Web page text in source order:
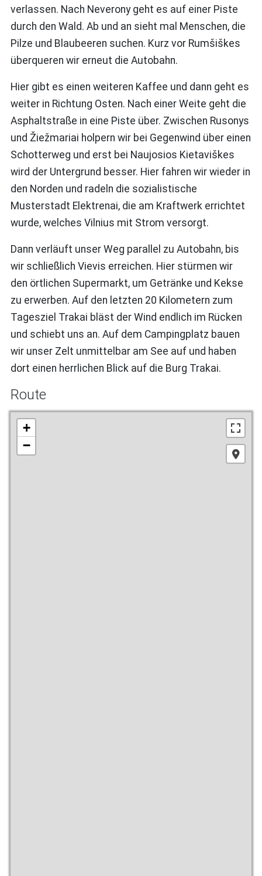
verlassen. Nach Neverony geht es auf einer Piste
durch den Wald. Ab und an sieht mal Menschen, die
Pilze und Blaubeeren suchen. Kurz vor Rumšiškes
überqueren wir erneut die Autobahn.
Hier gibt es einen weiteren Kaffee und dann geht es
weiter in Richtung Osten. Nach einer Weite geht die
Asphaltstraße in eine Piste über. Zwischen Rusonys
und Žiežmariai holpern wir bei Gegenwind über einen
Schotterweg und erst bei Naujosios Kietaviškes
wird der Untergrund besser. Hier fahren wir wieder in
den Norden und radeln die sozialistische
Musterstadt Elektrenai, die am Kraftwerk errichtet
wurde, welches Vilnius mit Strom versorgt.
Dann verläuft unser Weg parallel zu Autobahn, bis
wir schließlich Vievis erreichen. Hier stürmen wir
den örtlichen Supermarkt, um Getränke und Kekse
zu erwerben. Auf den letzten 20 Kilometern zum
Tagesziel Trakai bläst der Wind endlich im Rücken
und schiebt uns an. Auf dem Campingplatz bauen
wir unser Zelt unmittelbar am See auf und haben
dort einen herrlichen Blick auf die Burg Trakai.
Route
+
−